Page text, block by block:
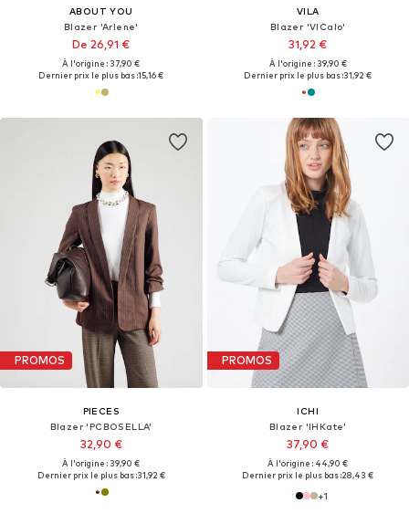
ABOUT YOU
Blazer 'Arlene'
De 26,91 €
À l'origine : 37,90 €
Dernier prix le plus bas :15,16 €
VILA
Blazer 'VICalo'
31,92 €
À l'origine : 39,90 €
Dernier prix le plus bas :31,92 €
PROMOS
PIECES
Blazer 'PCBOSELLA'
32,90 €
À l'origine : 39,90 €
Dernier prix le plus bas :31,92 €
PROMOS
ICHI
Blazer 'IHKate'
37,90 €
À l'origine : 44,90 €
Dernier prix le plus bas :28,43 €
+1